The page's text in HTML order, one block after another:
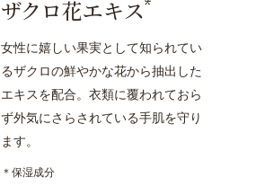
ザクロ花エキス
女性に嬉しい果実として知られてい
るザクロの鮮やかな花から抽出した
エキスを配合。衣類に覆われておら
ず外気にさらされている手肌を守り
ます。
＊保湿成分